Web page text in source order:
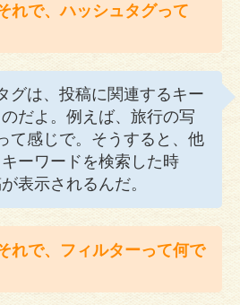
れで、ハッシュタグって
グは、投稿に関連するキー
だよ。例えば、旅行の写
て感じで。そうすると、他
ーワードを検索した時
表示されるんだ。
れで、フィルターって何で